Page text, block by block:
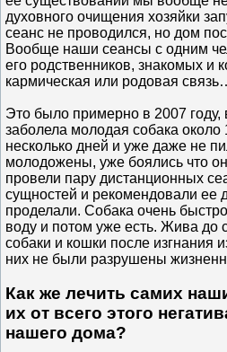
духовного очищения хозяйки
сеанс не проводился, но дом
Вообще наши сеансы с одним
его родственников, знакомых и
кармическая или родовая
Это было примерно в 2007
заболела молодая собака около
несколько дней и уже даже не
молодожены, уже боялись что
провели пару дистанционных
сущностей и рекомендовали ее
проделали. Собака очень
воду и потом уже есть. Жива до
собаки и кошки после изгнания
них не были разрушены
Как же лечить самих
их от всего этого
нашего дома?